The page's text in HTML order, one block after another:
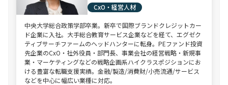
CxO・経営人材
中央大学総合政策学部卒業。新卒で国際ブランドクレジットカー
ド企業に入社。大手総合教育サービス企業などを経て、エグゼク
ティブサーチファームのヘッドハンターに転身。PEファンド投資
先企業のCxO・社外役員・部門長、事業会社の経営戦略・新規事
業・マーケティングなどの戦略企画系ハイクラスポジションにお
ける豊富な転職支援実績。金融/製造/消費財/小売流通/サービス
などを中心に幅広い業種に対応。